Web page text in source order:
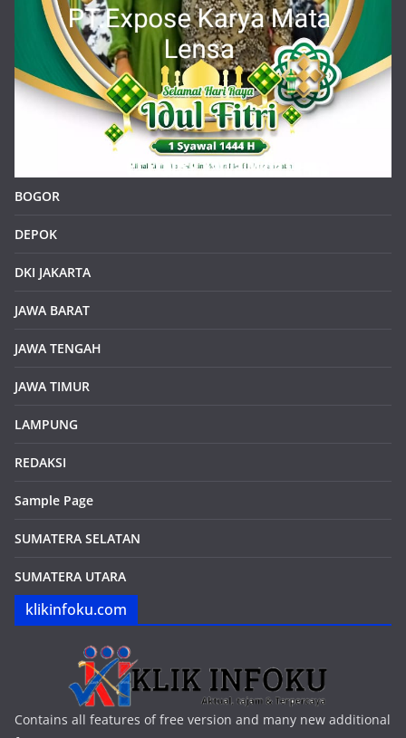
BOGOR
DEPOK
DKI JAKARTA
JAWA BARAT
JAWA TENGAH
JAWA TIMUR
LAMPUNG
REDAKSI
Sample Page
SUMATERA SELATAN
SUMATERA UTARA
klikinfoku.com
Contains all features of free version and many new additional